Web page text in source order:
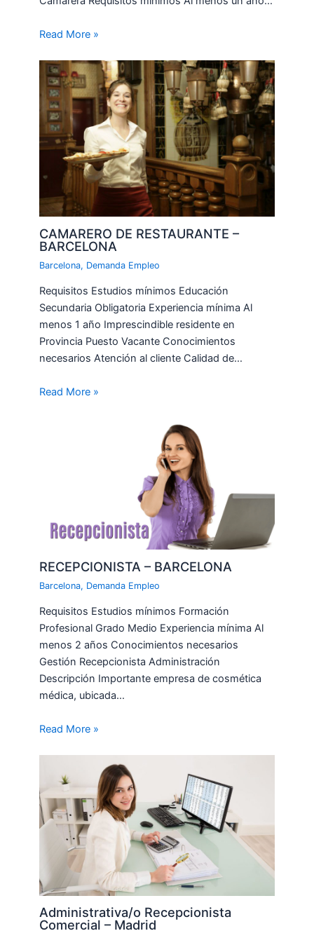
Read More »
CAMARERO DE RESTAURANTE –
BARCELONA
Barcelona, Demanda Empleo
Requisitos Estudios mínimos Educación
Secundaria Obligatoria Experiencia mínima Al
menos 1 año Imprescindible residente en
Provincia Puesto Vacante Conocimientos
necesarios Atención al cliente Calidad de…
Read More »
RECEPCIONISTA – BARCELONA
Barcelona, Demanda Empleo
Requisitos Estudios mínimos Formación
Profesional Grado Medio Experiencia mínima Al
menos 2 años Conocimientos necesarios
Gestión Recepcionista Administración
Descripción Importante empresa de cosmética
médica, ubicada…
Read More »
Administrativa/o Recepcionista
Comercial – Madrid